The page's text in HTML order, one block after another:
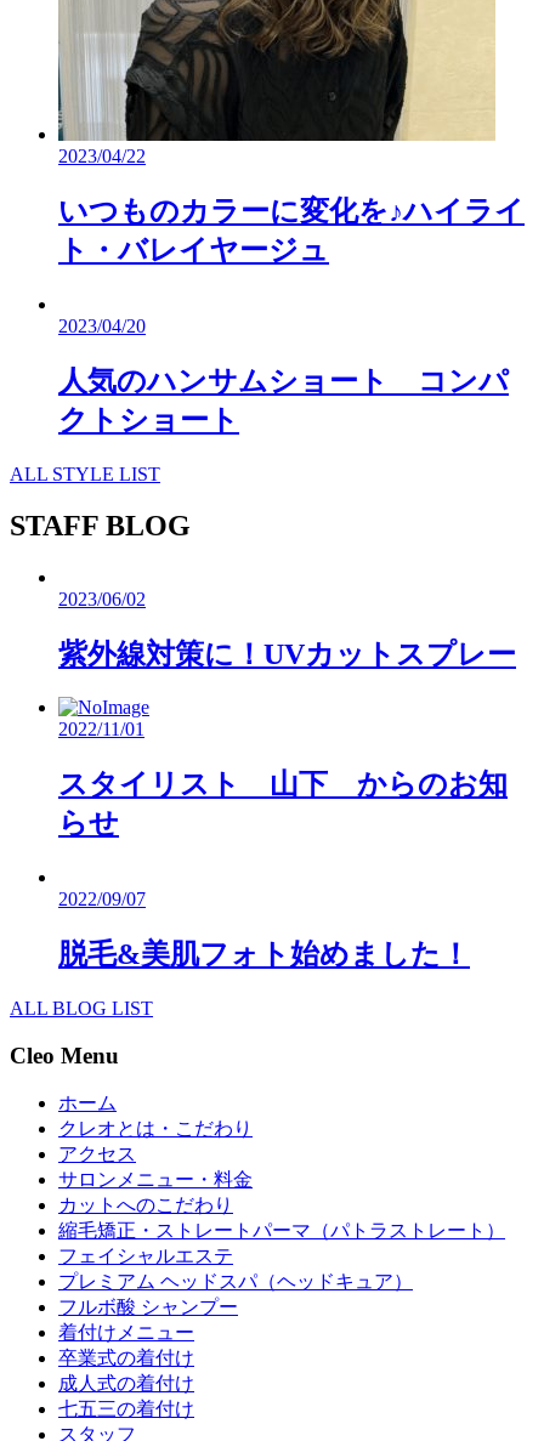
2023/04/22
いつものカラーに変化を♪ハイライ
ト・バレイヤージュ
2023/04/20
人気のハンサムショート コンパ
クトショート
ALL STYLE LIST
STAFF BLOG
2023/06/02
紫外線対策に！UVカットスプレー
2022/11/01
スタイリスト 山下 からのお知
らせ
2022/09/07
脱毛&美肌フォト始めました！
ALL BLOG LIST
Cleo Menu
ホーム
クレオとは・こだわり
アクセス
サロンメニュー・料金
カットへのこだわり
縮毛矯正・ストレートパーマ（パトラストレート）
フェイシャルエステ
プレミアム ヘッドスパ（ヘッドキュア）
フルボ酸 シャンプー
着付けメニュー
卒業式の着付け
成人式の着付け
七五三の着付け
スタッフ